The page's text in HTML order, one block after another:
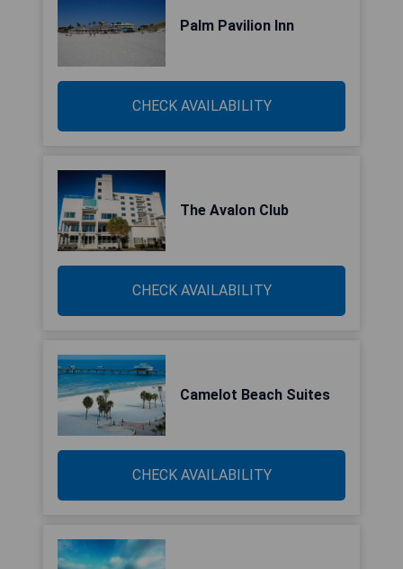
Palm Pavilion Inn
CHECK AVAILABILITY
The Avalon Club
CHECK AVAILABILITY
Camelot Beach Suites
CHECK AVAILABILITY